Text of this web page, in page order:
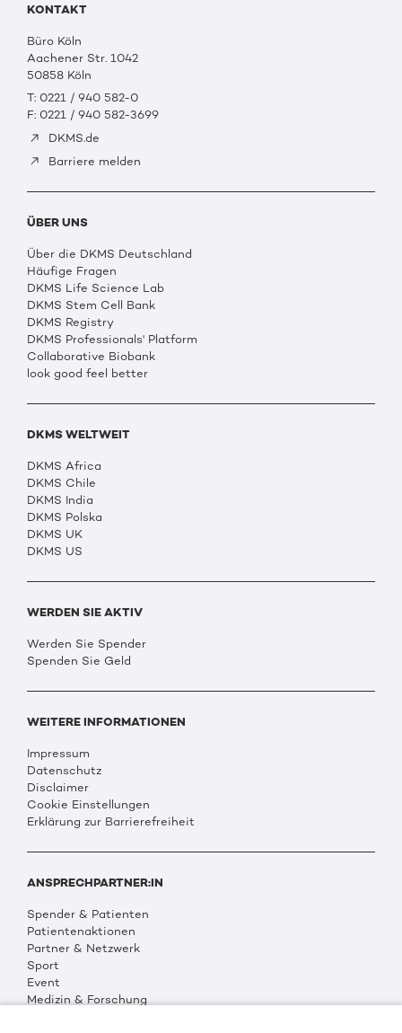
KONTAKT
Büro Köln
Aachener Str. 1042
50858 Köln
T: 0221 / 940 582-0
F: 0221 / 940 582-3699
DKMS.de
Barriere melden
ÜBER UNS
Über die DKMS Deutschland
Häufige Fragen
DKMS Life Science Lab
DKMS Stem Cell Bank
DKMS Registry
DKMS Professionals' Platform
Collaborative Biobank
look good feel better
DKMS WELTWEIT
DKMS Africa
DKMS Chile
DKMS India
DKMS Polska
DKMS UK
DKMS US
WERDEN SIE AKTIV
Werden Sie Spender
Spenden Sie Geld
WEITERE INFORMATIONEN
Impressum
Datenschutz
Disclaimer
Cookie Einstellungen
Erklärung zur Barrierefreiheit
ANSPRECHPARTNER:IN
Spender & Patienten
Patientenaktionen
Partner & Netzwerk
Sport
Event
Medizin & Forschung